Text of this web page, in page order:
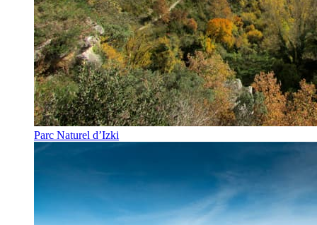
Parc Naturel d’Izki